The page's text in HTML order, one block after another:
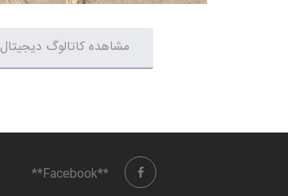
مشاهده کاتالوگ دیجیتال
**Facebook**